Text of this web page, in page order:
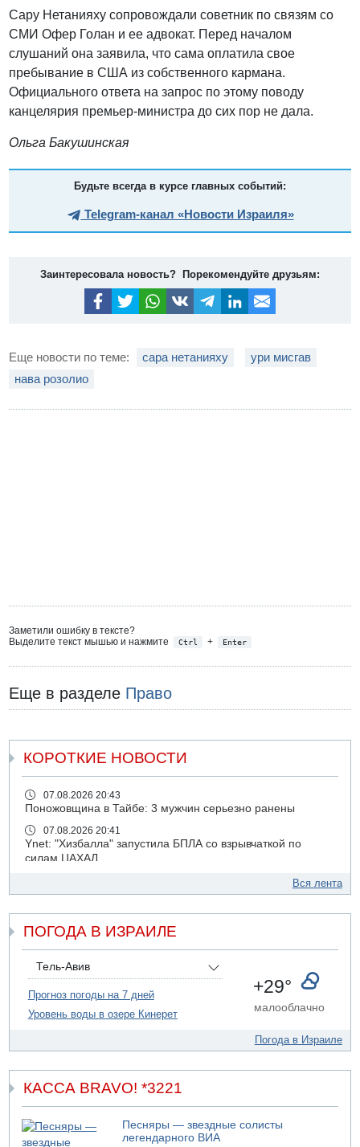
Сару Нетанияху сопровождали советник по связям со
СМИ Офер Голан и ее адвокат. Перед началом
слушаний она заявила, что сама оплатила свое
пребывание в США из собственного кармана.
Официального ответа на запрос по этому поводу
канцелярия премьер-министра до сих пор не дала.
Ольга Бакушинская
Будьте всегда в курсе главных событий:
Telegram-канал «Новости Израиля»
Заинтересовала новость? Порекомендуйте друзьям:
Еще новости по теме: сара нетанияху
ури мисгав
нава розолио
Заметили ошибку в тексте?
Выделите текст мышью и нажмите
Ctrl + Enter
Еще в разделе Право
КОРОТКИЕ НОВОСТИ
07.08.2026 20:43
Поножовщина в Тайбе: 3 мужчин серьезно ранены
07.08.2026 20:41
Ynet: "Хизбалла" запустила БПЛА со взрывчаткой по
силам ЦАХАЛ
ДТП в Ашдоде: тяжело ранены двое маленьких детей
07.08.2026 19:14
Скончался водитель, врезавшийся в стену в
Иерусалиме
07.08.2026 17:57
Подозреваемый в домогательствах в хостеле - Гильбоа
Дахан
07.08.2026 17:55
коррупционных отношениях с Йоавом Элиаси
для уклонистов-харедим
В Иерусалиме водитель врезался в забор и серьезно
пострадал
Вся лента
ПОГОДА В ИЗРАИЛЕ
Тель-Авив
Прогноз погоды на 7 дней
Уровень воды в озере Кинерет
+29°
малооблачно
Погода в Израиле
КАССА BRAVO! *3221
Песняры — звездные солисты
легендарного ВИА